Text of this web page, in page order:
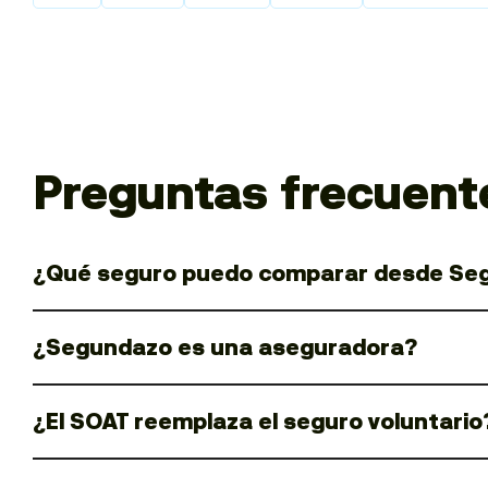
Preguntas
¿Qué seguro puedo comparar desde
¿Segundazo es una aseguradora?
¿El SOAT reemplaza el seguro